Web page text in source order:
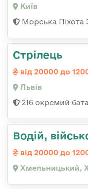
Київ
Морська Піхота
Стрілець
від 20000 до
Львів
216 окремий
Водій,
від 20000 до
Хмельницький,